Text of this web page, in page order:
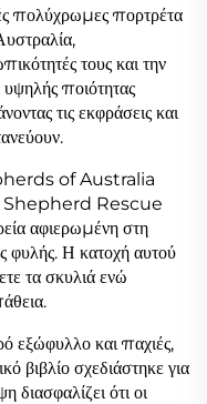
πολύχρωμες πορτρέτα
τους και την
ποιότητας
τις εκφράσεις και
of Australia
Shepherd Rescue
αφιερωμένη στη
φυλής. Η κατοχή αυτού
τα σκυλιά ενώ
εξώφυλλο και παχιές,
βιβλίο σχεδιάστηκε για
διασφαλίζει ότι οι